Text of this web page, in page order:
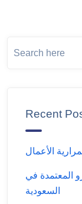
Recent
المعتمدة في
السعودية